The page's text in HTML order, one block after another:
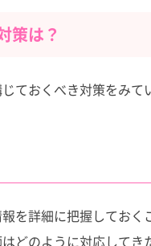
策は？
ておくべき対策をみて
を詳細に把握してお
どのように対応して